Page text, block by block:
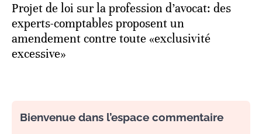
Projet de loi sur la profession d’avocat: des
experts-comptables proposent un
amendement contre toute «exclusivité
excessive»
Bienvenue dans l’espace commentaire